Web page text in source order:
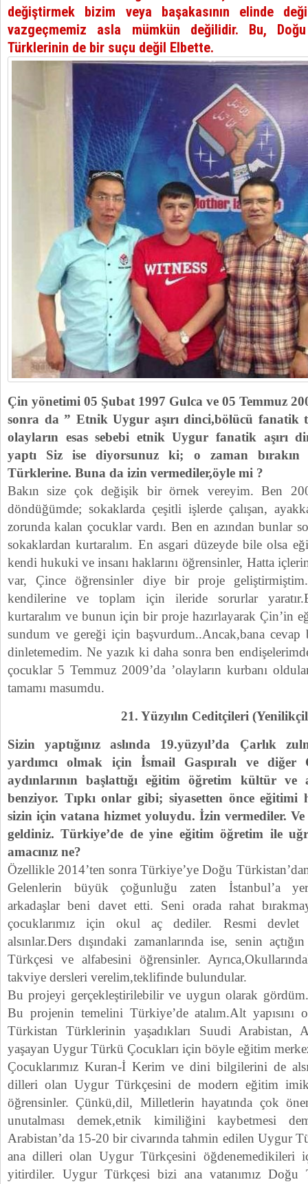
değiştirmek bizim veya başakasının elinde
vazgeçmemiz asla mümkün değilidir. Bu,
Türklerinin de bir suçu değil Elbette.
Çin yönetimi 05 Şubat 1997 Gulca ve 05 Temmuz
sonra da ” Etnik Uygur aşırı dinci,bölücü fanatik
olayların esas sebebi etnik Uygur fanatik aşırı
yaptı Siz ise diyorsunuz ki; o zaman
Türklerine. Buna da izin vermediler,öyle mi ?
Bakın size çok değişik bir örnek vereyim. Ben
döndüğümde; sokaklarda çeşitli işlerde çalışan,
zorunda kalan çocuklar vardı. Ben en azından bunlar
sokaklardan kurtaralım. En asgari düzeyde bile olsa
kendi hukuki ve insanı haklarını öğrensinler, Hatta
var, Çince öğrensinler diye bir proje
kendilerine ve toplam için ileride sorurlar
kurtaralım ve bunun için bir proje hazırlayarak Çin’in
sundum ve gereği için başvurdum..Ancak,bana cevap
dinletemedim. Ne yazık ki daha sonra ben
çocuklar 5 Temmuz 2009’da ’olayların kurbanı
tamamı masumdu.
21. Yüzyılın Ceditçileri
Sizin yaptığınız aslında 19.yüzyıl’da Çarlık
yardımcı olmak için İsmail Gaspıralı ve diğer
aydınlarının başlattığı eğitim öğretim kültür ve
benziyor. Tıpkı onlar gibi; siyasetten önce eğitimi
sizin için vatana hizmet yoluydu. İzin vermediler.
geldiniz. Türkiye’de de yine eğitim öğretim ile
amacınız ne?
Özellikle 2014’ten sonra Türkiye’ye Doğu
Gelenlerin büyük çoğunluğu zaten İstanbul’a
arkadaşlar beni davet etti. Seni orada rahat
çocuklarımız için okul aç dediler. Resmi devlet
alsınlar.Ders dışındaki zamanlarında ise, senin
Türkçesi ve alfabesini öğrensinler.
takviye dersleri verelim,teklifinde bulundular.
Bu projeyi gerçekleştirilebilir ve uygun olarak
Bu projenin temelini Türkiye’de atalım.Alt yapısını
Türkistan Türklerinin yaşadıkları Suudi Arabistan,
yaşayan Uygur Türkü Çocukları için böyle eğitim
Çocuklarımız Kuran-İ Kerim ve dini bilgilerini de
dilleri olan Uygur Türkçesini de modern eğitim
öğrensinler. Çünkü,dil, Milletlerin hayatında çok
unutalması demek,etnik kimiliğini kaybetmesi
Arabistan’da 15-20 bir civarında tahmin edilen Uygur
ana dilleri olan Uygur Türkçesini öğdenemedikileri
yitirdiler. Uygur Türkçesi bizi ana vatanımız Doğu